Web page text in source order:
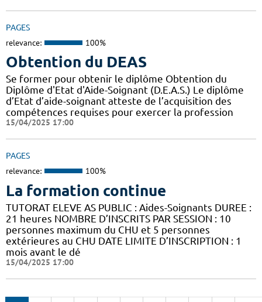
PAGES
relevance: 100%
Obtention du DEAS
Se former pour obtenir le diplôme Obtention du
Diplôme d'Etat d'Aide-Soignant (D.E.A.S.) Le diplôme
d’Etat d’aide-soignant atteste de l’acquisition des
compétences requises pour exercer la profession
15/04/2025 17:00
PAGES
relevance: 100%
La formation continue
TUTORAT ELEVE AS PUBLIC : Aides-Soignants DUREE :
21 heures NOMBRE D’INSCRITS PAR SESSION : 10
personnes maximum du CHU et 5 personnes
extérieures au CHU DATE LIMITE D’INSCRIPTION : 1
mois avant le dé
15/04/2025 17:00